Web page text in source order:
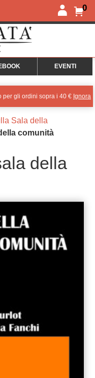
0
EVENTI
per gli ordini sopra i 40 € Ignora
Sala della
comunità
della